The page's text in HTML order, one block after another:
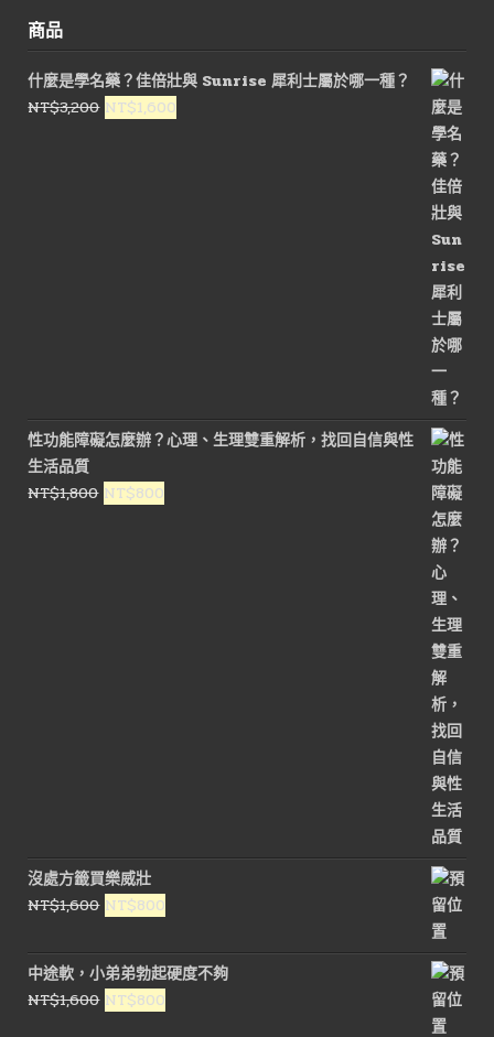
商品
什麼是學名藥？佳倍壯與 Sunrise 犀利士屬於哪一種？
NT$3,200 原
NT$1,600
性功能障礙怎麼辦？心理、生理雙重解析，找回自信與性
生活品質
NT$1,800 原
NT$800
沒處方籤買樂威壯
NT$1,600 原
價
格：
NT$1,600。
NT$800
價
格：
NT$800。
中途軟，小弟弟勃起硬度不夠
NT$1,600 原
NT$800